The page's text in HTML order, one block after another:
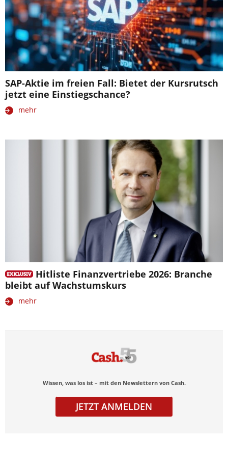
SAP-Aktie im freien Fall: Bietet der Kursrutsch
jetzt eine Einstiegschance?
mehr
Hitliste Finanzvertriebe 2026: Branche
bleibt auf Wachstumskurs
mehr
Wissen, was los ist – mit den Newslettern von Cash.
JETZT ANMELDEN